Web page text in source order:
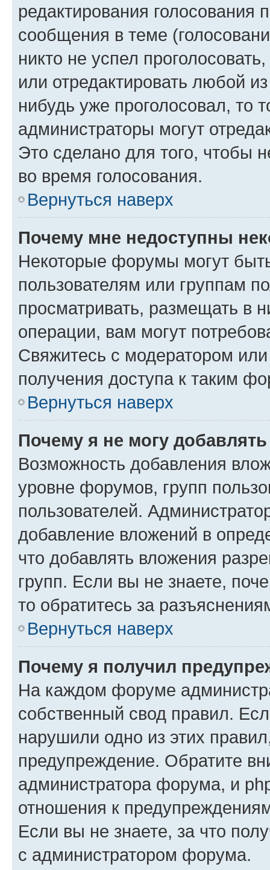
редактирования голосования
сообщения в теме
никто не успел
или отредактировать любой
нибудь уже проголосовал, то
администраторы могут
Это сделано для того, чтобы
во время голосования.
Вернуться наверх
Почему мне недоступны
Некоторые форумы могут
пользователям или группам
просматривать, размещать в
операции, вам могут
Свяжитесь с модератором
получения доступа к таким
Вернуться наверх
Почему я не могу
Возможность добавления
уровне форумов, групп
пользователей.
добавление вложений в
что добавлять вложения
групп. Если вы не знаете,
то обратитесь за
Вернуться наверх
Почему я получил
На каждом форуме
собственный свод правил.
нарушили одно из этих
предупреждение. Обратите
администратора форума, и
отношения к
Если вы не знаете, за что
с администратором форума.